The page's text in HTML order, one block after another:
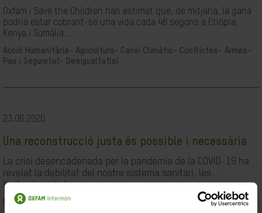
Oxfam i Save the Children han estimat que, de mitjana, la gana
podria estar cobrant-se una vida cada 48 segons a Etiòpia,
Kenya i Somàlia...
Acció Humanitària- Agricultura- Canvi Climàtic-
Conflictes- Armes-
Pau i Seguretat-
Desigualtat(s)
23.06.2020
Una reconstrucció justa és possible i necessària
La crisi desencadenada per la pandèmia de la COVID-19 ha
revelat la debilitat del nostre sistema sanitari, les
limitacions de les...
Desigualtat(s)